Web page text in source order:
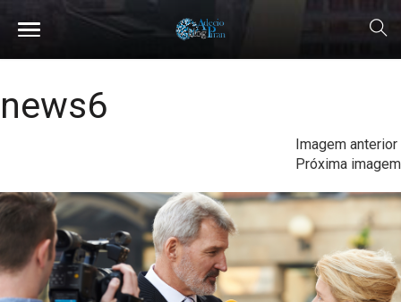
news6
Imagem anterior
Próxima imagem